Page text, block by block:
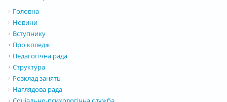
Головна
Новини
Вступнику
Про коледж
Педагогічна рада
Структура
Розклад занять
Наглядова рада